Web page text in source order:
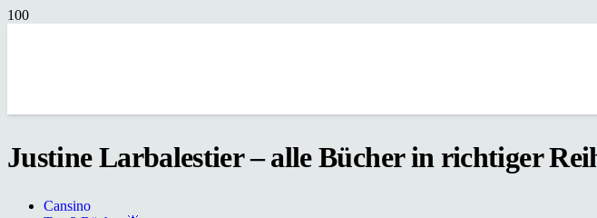
Justine Larbalestier – alle Bücher in richtiger
Cansino